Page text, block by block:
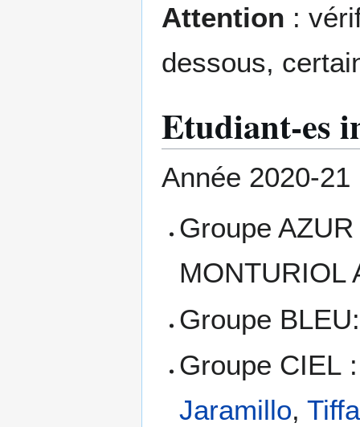
Attention :
dessous,
Etudiant-es
Année 2020-21
Groupe
MONTURIOL
Groupe
Groupe CIEL
Jaramillo,